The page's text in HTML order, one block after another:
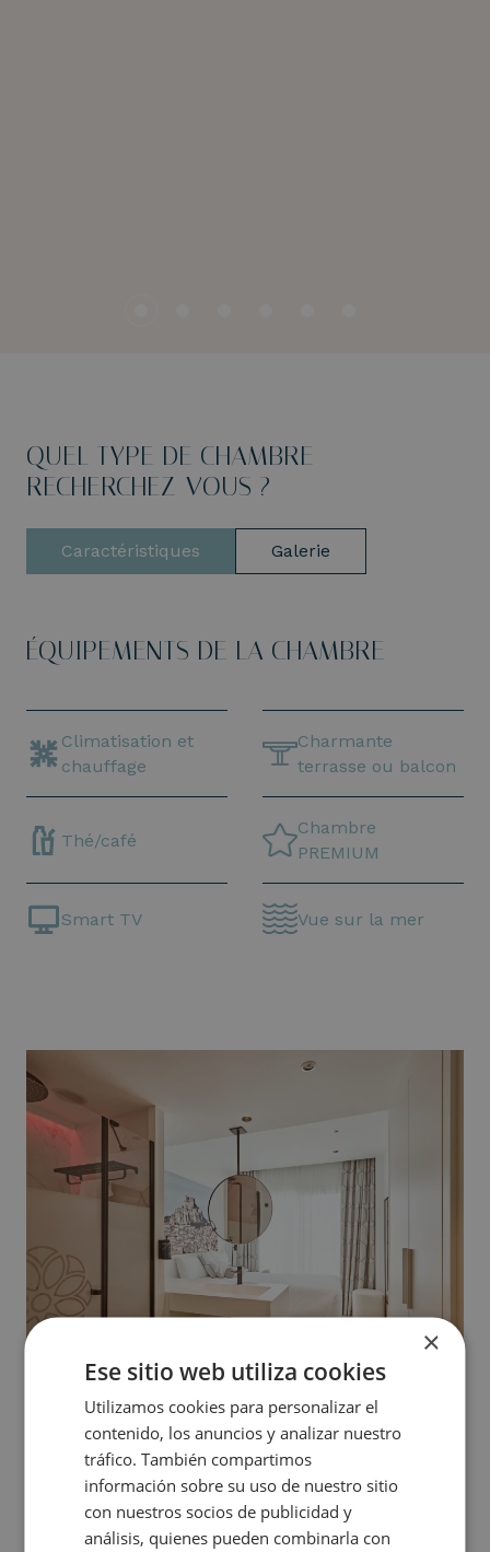
QUEL TYPE DE CHAMBRE
RECHERCHEZ-VOUS ?
Caractéristiques Galerie
ÉQUIPEMENTS DE LA CHAMBRE
Climatisation et
chauffage
Charmante
terrasse ou balcon
Thé/café
Chambre
PREMIUM
Smart TV Vue sur la mer
Depuis cette chambre, la mer donne le rythme du séjour.
Les vues s’intègrent naturellement dans un
l’héritage culturel espagnol.
×
Ese sitio web utiliza cookies
Utilizamos cookies para personalizar el
contenido, los anuncios y analizar nuestro
tráfico. También compartimos
información sobre su uso de nuestro sitio
con nuestros socios de publicidad y
análisis, quienes pueden combinarla con